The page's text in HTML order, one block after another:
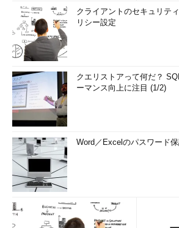
クライアントのセキュリテ
リシー設定
クエリストアって何だ？
ーマンス向上に注目 (1/2)
Word／Excelのパスワード